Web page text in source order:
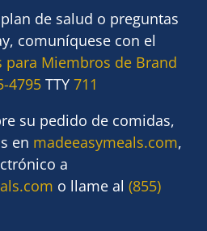
de salud o preguntas
comuníquese con el
para Miembros de Brand
4795 TTY 711
su pedido de comidas,
en madeeasymeals.com,
a
o llame al (855)